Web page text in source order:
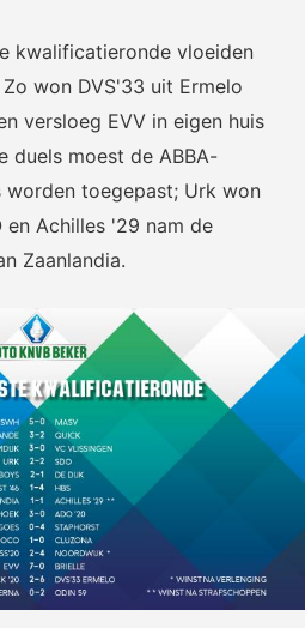
KNVB Ticketshop
Het officiële verkoopkanaal
tickets voor Oranje en de
Eurojackpot KNVB Beker.
Dugout
De digitale leeromgeving van
kwalificatieronde vloeiden
won DVS'33 uit Ermelo
versloeg EVV in eigen huis
duels moest de ABBA-
toegepast; Urk won
en Achilles '29 nam de
Zaanlandia.